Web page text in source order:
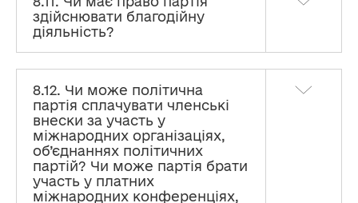
здійснювати благодійну
діяльність?
8.12. Чи може політична
партія сплачувати членські
внески за участь у
міжнародних організаціях,
об’єднаннях політичних
партій? Чи може партія брати
участь у платних
міжнародних конференціях,